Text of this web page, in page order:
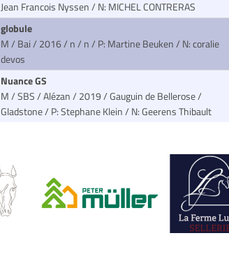
Jean Francois Nyssen / N: MICHEL CONTRERAS
globule
M / Bai / 2016 / n / n/ P: Martine Beuken / N: coralie
devos
Nuance GS
M / SBS / Alézan / 2019 / Gauguin de Bellerose /
Gladstone/ P: Stephane Klein / N: Geerens Thibault